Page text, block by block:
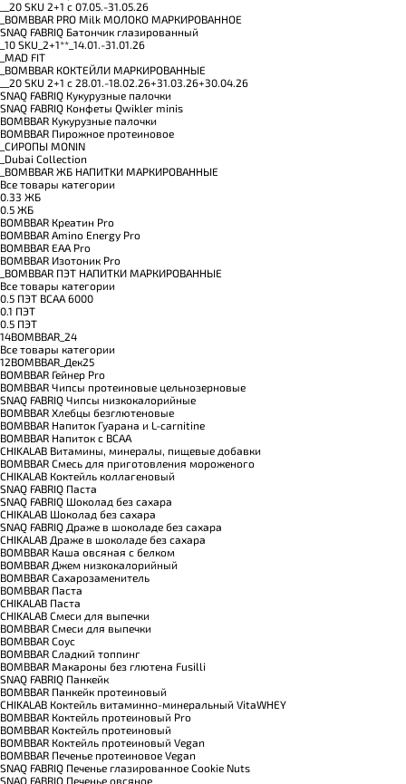
__20 SKU 2+1 с 07.05.-31.05.26
_BOMBBAR PRO Milk МОЛОКО МАРКИРОВАННОЕ
SNAQ FABRIQ Батончик глазированный
_10 SKU_2+1**_14.01.-31.01.26
_MAD FIT
_BOMBBAR КОКТЕЙЛИ МАРКИРОВАННЫЕ
__20 SKU 2+1 с 28.01.-18.02.26+31.03.26+30.04.26
SNAQ FABRIQ Кукурузные палочки
SNAQ FABRIQ Конфеты Qwikler minis
BOMBBAR Кукурузные палочки
BOMBBAR Пирожное протеиновое
_CИРОПЫ MONIN
_Dubai Collection
_BOMBBAR ЖБ НАПИТКИ МАРКИРОВАННЫЕ
Все товары категории
0.33 ЖБ
0.5 ЖБ
BOMBBAR Креатин Pro
BOMBBAR Amino Energy Pro
BOMBBAR EAA Pro
BOMBBAR Изотоник Pro
_BOMBBAR ПЭТ НАПИТКИ МАРКИРОВАННЫЕ
Все товары категории
0.5 ПЭТ ВСАА 6000
0.1 ПЭТ
0.5 ПЭТ
14BOMBBAR_24
Все товары категории
12BOMBBAR_Дек25
BOMBBAR Гейнер Pro
BOMBBAR Чипсы протеиновые цельнозерновые
SNAQ FABRIQ Чипсы низкокалорийные
BOMBBAR Хлебцы безглютеновые
BOMBBAR Напиток Гуарана и L-carnitine
BOMBBAR Напиток с BCAA
CHIKALAB Витамины, минералы, пищевые добавки
BOMBBAR Смесь для приготовления мороженого
CHIKALAB Коктейль коллагеновый
SNAQ FABRIQ Паста
SNAQ FABRIQ Шоколад без сахара
CHIKALAB Шоколад без сахара
SNAQ FABRIQ Драже в шоколаде без сахара
CHIKALAB Драже в шоколаде без сахара
BOMBBAR Каша овсяная с белком
BOMBBAR Джем низкокалорийный
BOMBBAR Сахарозаменитель
BOMBBAR Паста
CHIKALAB Паста
CHIKALAB Смеси для выпечки
BOMBBAR Смеси для выпечки
BOMBBAR Соус
BOMBBAR Сладкий топпинг
BOMBBAR Макароны без глютена Fusilli
SNAQ FABRIQ Панкейк
BOMBBAR Панкейк протеиновый
CHIKALAB Коктейль витаминно-минеральный VitaWHEY
BOMBBAR Коктейль протеиновый Pro
BOMBBAR Коктейль протеиновый
BOMBBAR Коктейль протеиновый Vegan
BOMBBAR Печенье протеиновое Vegan
SNAQ FABRIQ Печенье глазированное Cookie Nuts
SNAQ FABRIQ Печенье овсяное